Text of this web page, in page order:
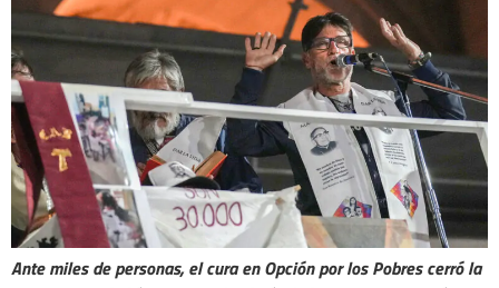
Ante miles de personas, el cura en Opción por los Pobres cerró la